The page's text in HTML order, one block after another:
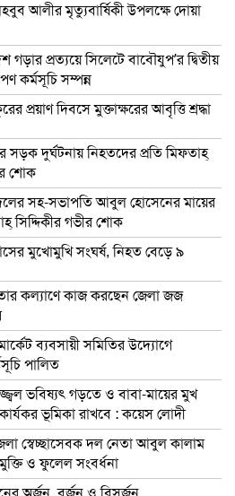
আলীর মৃত্যুবার্ষিকী উপলক্ষে দোয়া
গড়ার প্রত্যয়ে সিলেটে বাবৌযুপ’র দ্বিতীয়
কর্মসূচি সম্পন্ন
প্রয়াণ দিবসে মুক্তাক্ষরের আবৃত্তি শ্রদ্ধা
সড়ক দুর্ঘটনায় নিহতদের প্রতি মিফতাহ্
শোক
সহ-সভাপতি আবুল হোসেনের মায়ের
সিদ্দিকীর গভীর শোক
মুখোমুখি সংঘর্ষ, নিহত বেড়ে ৯
কল্যাণে কাজ করছেন জেলা জজ
ব্যবসায়ী সমিতির উদ্যোগে
পালিত
ভবিষ্যৎ গড়তে ও বাবা-মায়ের মুখ
ভূমিকা রাখবে : কয়েস লোদী
স্বেচ্ছাসেবক দল নেতা আবুল কালাম
ও ফুলেল সংবর্ধনা